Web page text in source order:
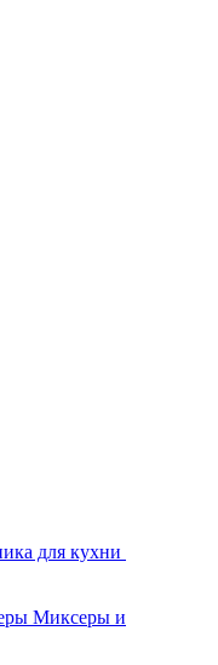
для кухни
Миксеры и